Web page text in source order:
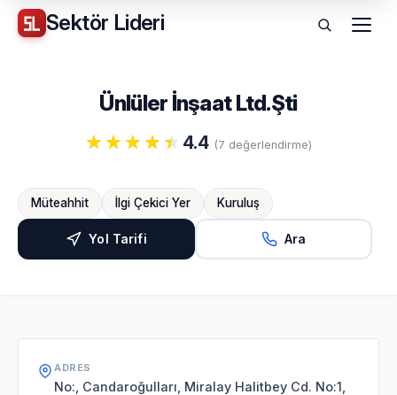
Sektör Lideri Menü
Ünlüler İnşaat Ltd.Şti
4.4 (7 değerlendirme)
Müteahhit İlgi Çekici Yer Kuruluş
Yol Tarifi Ara
ADRES
No:, Candaroğulları, Miralay Halitbey Cd. No:1,